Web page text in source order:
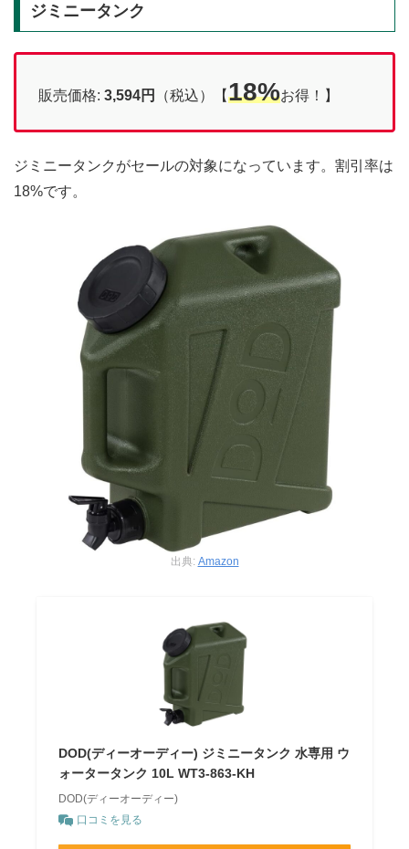
ジミニータンク
販売価格: 3,594円 （税込）【18%お得！】
ジミニータンクがセールの対象になっています。割引率は
18%です。
出典: Amazon
DOD(ディーオーディー) ジミニータンク 水専用 ウ
ォータータンク 10L WT3-863-KH
DOD(ディーオーディー)
口コミを見る